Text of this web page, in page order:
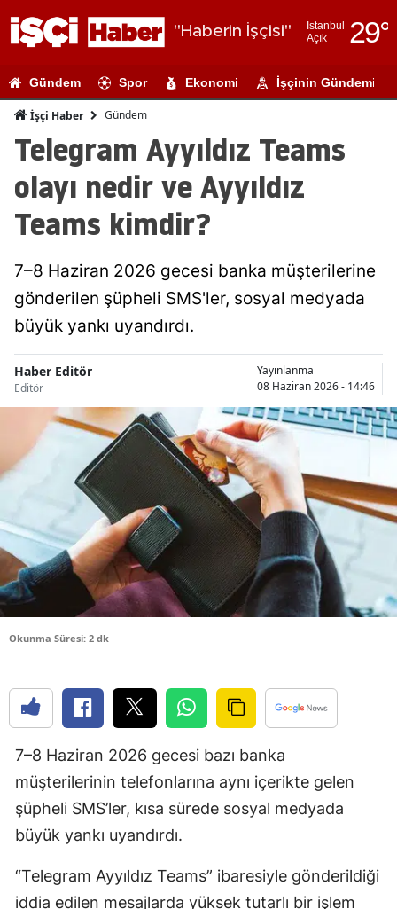
"Haberin İşçisi"
İstanbul
Açık
29°
Adıyaman
Ağrı
Antalya
Artvin
Balıkesir
Bilecik
Bitlis
Burdur
Bursa
Çorum
Diyarbakır
Edirne
Erzincan
Gündem Spor Ekonomi İşçinin Gündemi
İşçi Haber Gündem
Telegram Ayyıldız Teams
olayı nedir ve Ayyıldız
Teams kimdir?
7–8 Haziran 2026 gecesi banka müşterilerine
gönderilen şüpheli SMS'ler, sosyal medyada
büyük yankı uyandırdı.
Haber Editör
Editör
Yayınlanma
08 Haziran 2026 - 14:46
Okunma Süresi: 2 dk
7–8 Haziran 2026 gecesi bazı banka
müşterilerinin telefonlarına aynı içerikte gelen
şüpheli SMS’ler, kısa sürede sosyal medyada
büyük yankı uyandırdı.
“Telegram Ayyıldız Teams” ibaresiyle gönderildiği
iddia edilen mesajlarda yüksek tutarlı bir işlem